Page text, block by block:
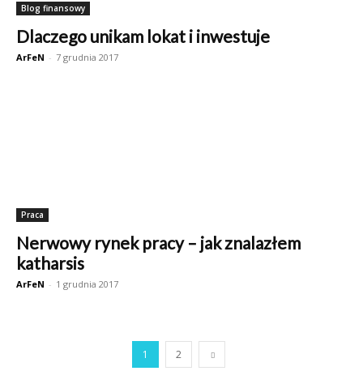
Blog finansowy
Dlaczego unikam lokat i inwestuje
ArFeN - 7 grudnia 2017
Praca
Nerwowy rynek pracy – jak znalazłem
katharsis
ArFeN - 1 grudnia 2017
1 2